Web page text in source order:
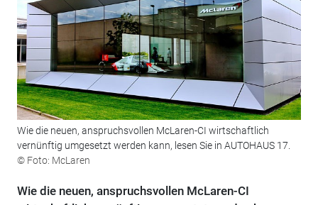
Wie die neuen, anspruchsvollen McLaren-CI wirtschaftlich
vernünftig umgesetzt werden kann, lesen Sie in AUTOHAUS 17.
© Foto: McLaren
Wie die neuen, anspruchsvollen McLaren-CI